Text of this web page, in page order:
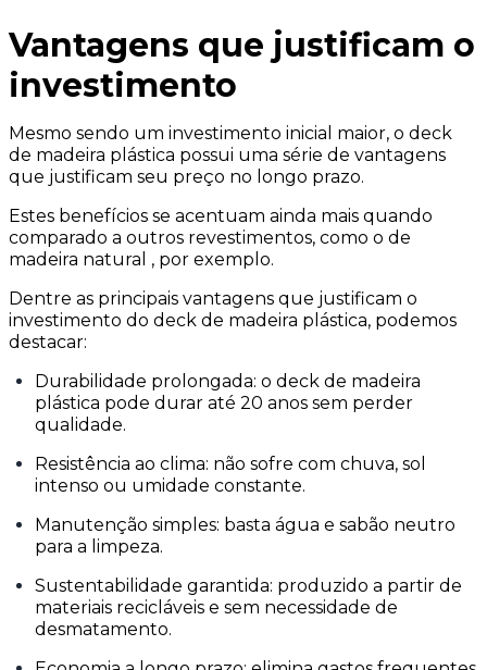
Vantagens que justificam o
investimento
Mesmo sendo um investimento inicial maior, o deck
de madeira plástica possui uma série de vantagens
que justificam seu preço no longo prazo.
Estes benefícios se acentuam ainda mais quando
comparado a outros revestimentos, como o de
madeira natural , por exemplo.
Dentre as principais vantagens que justificam o
investimento do deck de madeira plástica, podemos
destacar:
Durabilidade prolongada: o deck de madeira
plástica pode durar até 20 anos sem perder
qualidade.
Resistência ao clima: não sofre com chuva, sol
intenso ou umidade constante.
Manutenção simples: basta água e sabão neutro
para a limpeza.
Sustentabilidade garantida: produzido a partir de
materiais recicláveis e sem necessidade de
desmatamento.